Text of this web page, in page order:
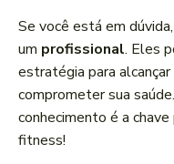
Se você está em
um profissional. Eles
estratégia para
comprometer sua
conhecimento é a
fitness!